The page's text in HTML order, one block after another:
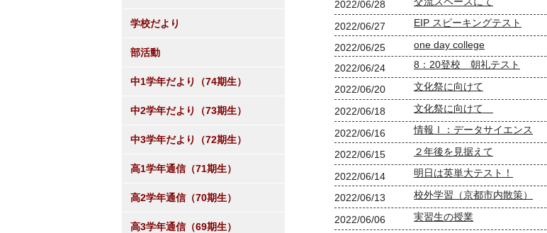
2022/06/28
2022/06/27 EIP スピーキングテスト
2022/06/25 one day college
2022/06/24 8：20登校 朝礼テスト
2022/06/20 文化祭に向けて
2022/06/18 文化祭に向けて
2022/06/16 情報Ⅰ：データサイエンス
2022/06/15 ２年後を見据えて
2022/06/14 明日は英単大テスト！
2022/06/13 校外学習（京都市内散策）
2022/06/06 実習生の授業
学校だより
部活動
中1学年だより（74期生）
中2学年だより（73期生）
中3学年だより（72期生）
高1学年通信（71期生）
高2学年通信（70期生）
高3学年通信（69期生）